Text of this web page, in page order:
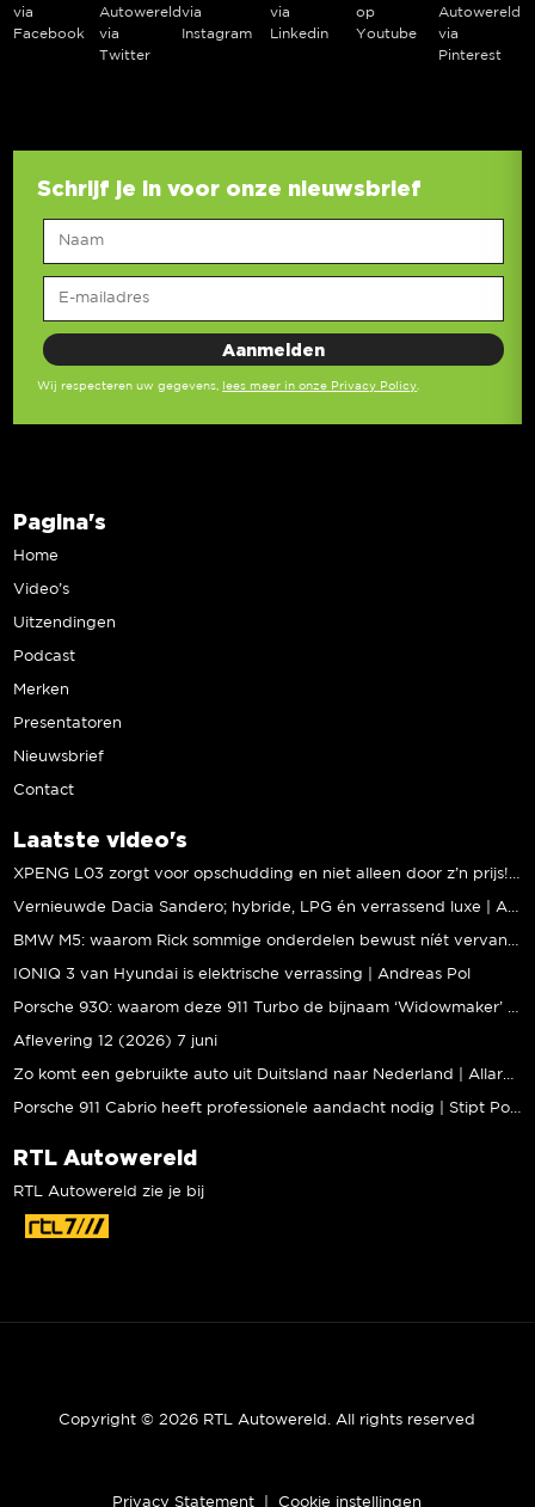
via
Facebook
Autowereld
via
Twitter
via
Instagram
via
Linkedin
op
Youtube
Autowereld
via
Pinterest
Schrijf je in voor onze nieuwsbrief
Wij respecteren uw gegevens, lees meer in onze Privacy Policy
Pagina's
Home
Video’s
Uitzendingen
Podcast
Merken
Presentatoren
Nieuwsbrief
Contact
Laatste video's
IONIQ 3 van Hyundai is elektrische verrassing | Andreas Pol
Aflevering 12 (2026) 7 juni
RTL Autowereld
RTL Autowereld zie je bij
Copyright © 2026 RTL Autowereld. All rights reserved
Privacy Statement Cookie instellingen